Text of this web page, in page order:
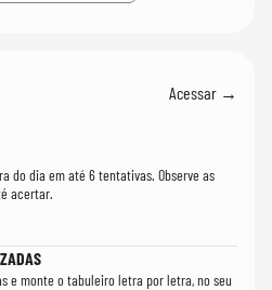
Acessar →
do dia em até 6 tentativas. Observe as
acertar.
e monte o tabuleiro letra por letra, no seu